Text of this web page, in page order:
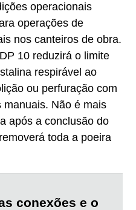
operacionais
operações de
nos canteiros de obra.
10 reduzirá o limite
respirável ao
ou perfuração com
Não é mais
após a conclusão do
toda a poeira
conexões e o